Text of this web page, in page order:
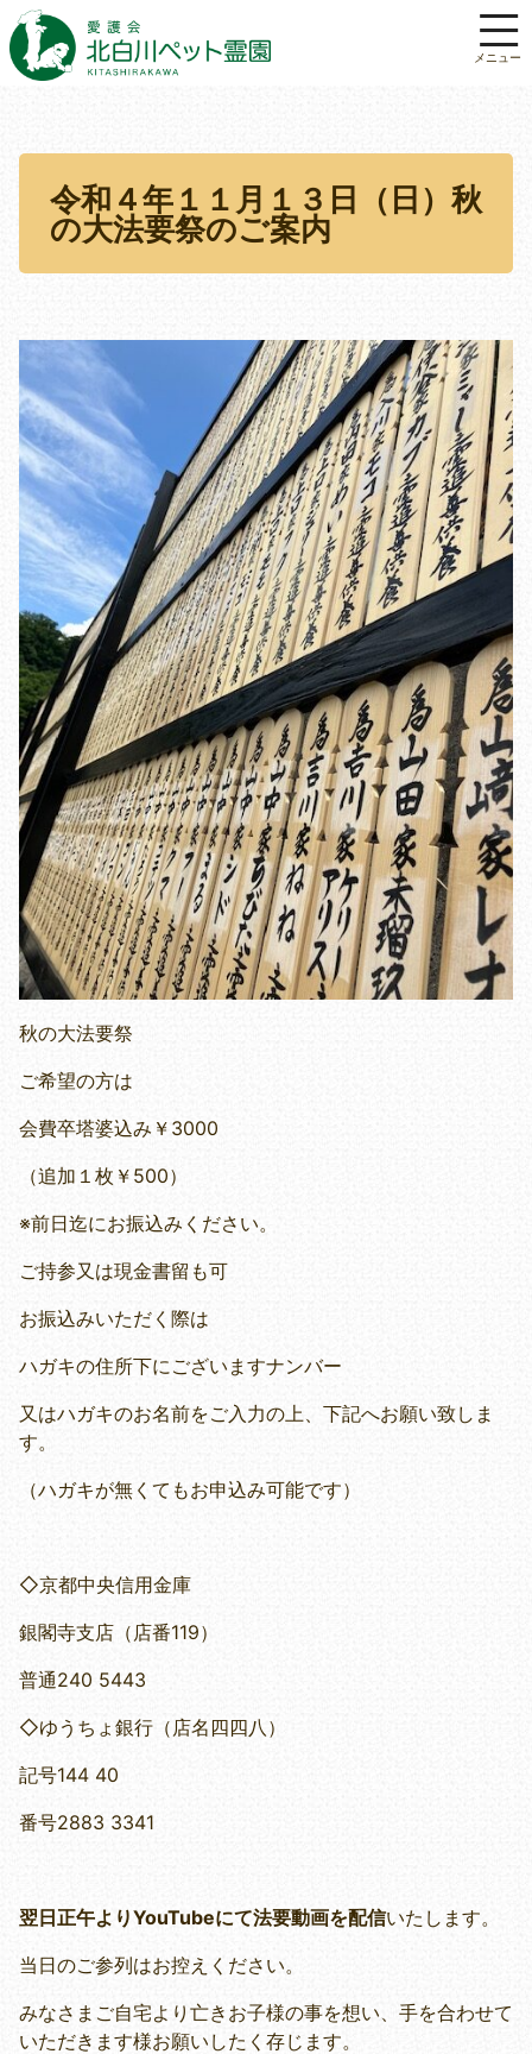
令和４年１１月１３日（日）秋
の大法要祭のご案内
秋の大法要祭
ご希望の方は
会費卒塔婆込み￥3000
（追加１枚￥500）
※前日迄にお振込みください。
ご持参又は現金書留も可
お振込みいただく際は
ハガキの住所下にございますナンバー
又はハガキのお名前をご入力の上、下記へお願い致しま
す。
（ハガキが無くてもお申込み可能です）
◇京都中央信用金庫
銀閣寺支店（店番119）
普通240 5443
◇ゆうちょ銀行（店名四四八）
記号144 40
番号2883 3341
翌日正午よりYouTubeにて法要動画を配信いたします。
当日のご参列はお控えください。
みなさまご自宅より亡きお子様の事を想い、手を合わせて
いただきます様お願いしたく存じます。